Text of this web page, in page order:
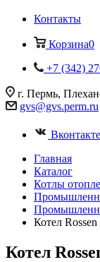
Контакты
Корзина0
+7 (342)
г. Пермь,
gvs@gvs.perm.ru
Вконтакте
Главная
Каталог
Котлы
Котел
Котел